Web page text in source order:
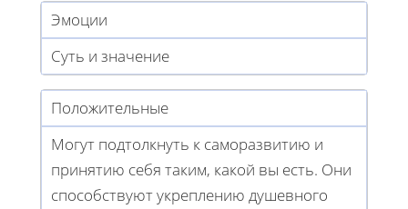
Эмоции
Суть и значение
Положительные
Могут подтолкнуть к саморазвитию и
принятию себя таким, какой вы есть. Они
способствуют укреплению душевного